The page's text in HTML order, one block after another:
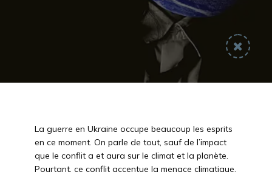
La guerre en Ukraine occupe beaucoup les esprits
en ce moment. On parle de tout, sauf de l’impact
que le conflit a et aura sur le climat et la planète.
Pourtant, ce conflit accentue la menace climatique.